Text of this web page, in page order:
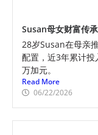
Susan母女财富传
28岁Susan在母亲
配置，近3年累计
万加元。
Read More
06/22/2026